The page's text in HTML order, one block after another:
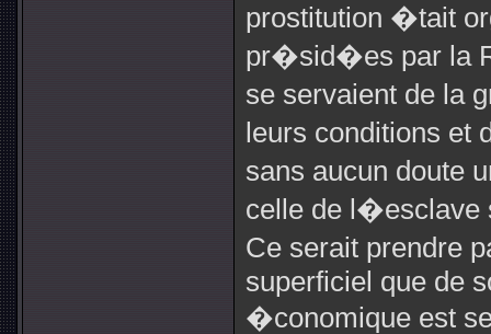
prostitution �tait
pr�sid�es par la
se servaient de la
leurs conditions
sans aucun doute
celle de
Ce serait prendre
superficiel que de
�conomique est